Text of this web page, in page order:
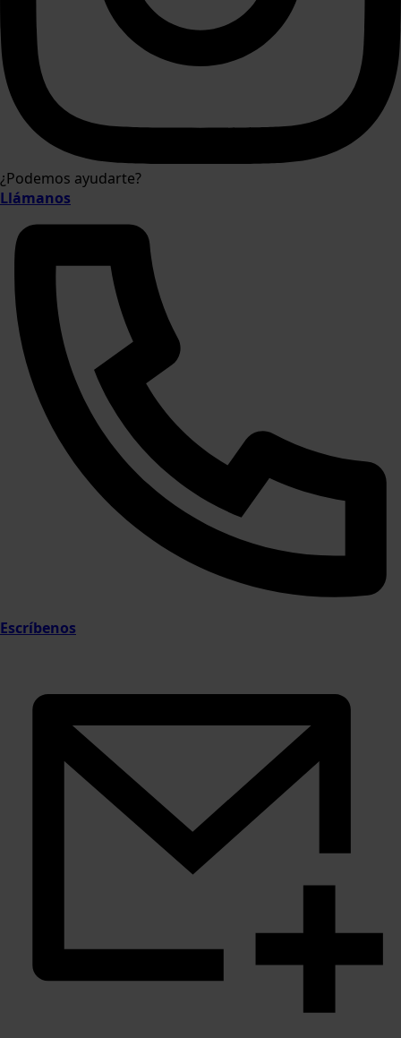
¿Podemos ayudarte?
Llámanos
Escríbenos